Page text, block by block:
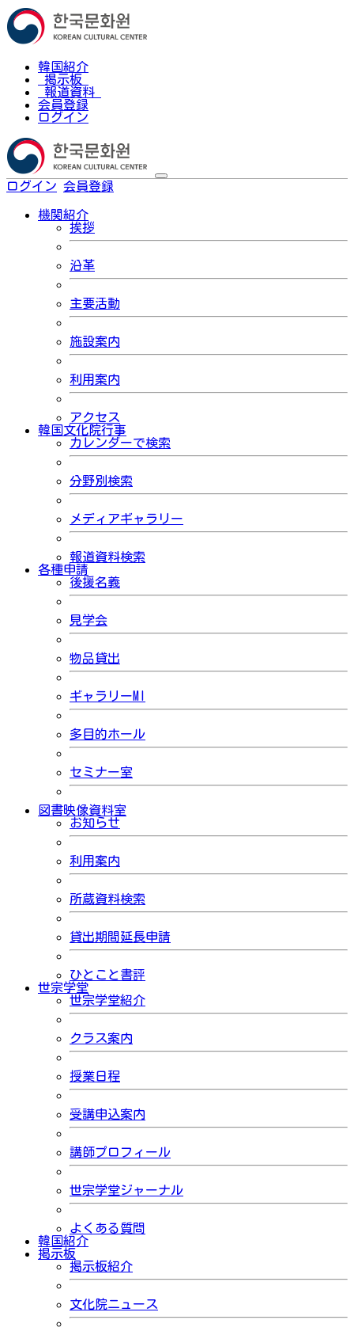
韓国紹介
掲示板
報道資料
会員登録
ログイン
ログイン 会員登録
機関紹介
挨拶
沿革
主要活動
施設案内
利用案内
アクセス
韓国文化院行事
カレンダーで検索
分野別検索
メディアギャラリー
報道資料検索
各種申請
後援名義
見学会
物品貸出
ギャラリーMI
多目的ホール
セミナー室
図書映像資料室
お知らせ
利用案内
所蔵資料検索
貸出期間延長申請
ひとこと書評
世宗学堂
世宗学堂紹介
クラス案内
授業日程
受講申込案内
講師プロフィール
世宗学堂ジャーナル
よくある質問
韓国紹介
掲示板
掲示板紹介
文化院ニュース